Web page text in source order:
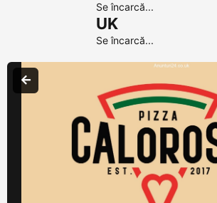
Se încarcă...
UK
Se încarcă...